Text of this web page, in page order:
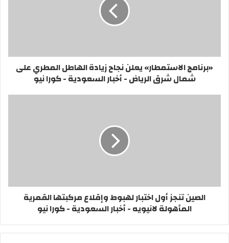
«برنامج الاستمطار» يعلن نجاح زيادة الهاطل المطري على
شمال شرق الرياض - أخبار السعودية - كورا نيو
الصين تنجز أول اختبار لهبوط وإقلاع مركبتها القمرية
المأهولة لانيويه - أخبار السعودية - كورا نيو